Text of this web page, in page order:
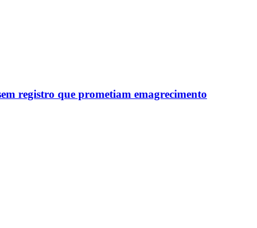
registro que prometiam emagrecimento